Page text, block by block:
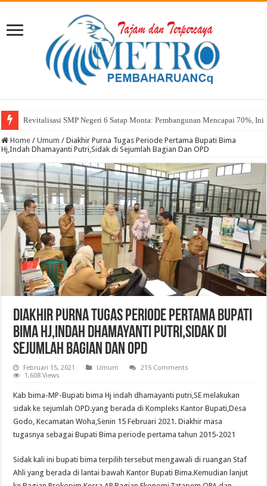
Sekda Abul: Pelantikan adalah Pengakuan Kompetensi
Home / Umum / Diakhir Purna Tugas Periode Pertama Bupati Bima
Hj,Indah Dhamayanti Putri,Sidak di Sejumlah Bagian Dan OPD
Diakhir Purna Tugas Periode Pertama Bupati
Bima Hj,Indah Dhamayanti Putri,Sidak di
Sejumlah Bagian Dan OPD
Februari 15, 2021 Umum
215 Comments
1,608 Views
Kab bima-MP-Bupati bima Hj indah dhamayanti putri,SE melakukan
sidak ke sejumlah OPD.yang berada di Kompleks Kantor Bupati,Desa
Godo, Kecamatan Woha,Senin 15 Februari 2021. Diakhir masa
tugasnya sebagai Bupati Bima periode pertama tahun 2015-2021
Sidak kali ini bupati bima terpilih tersebut mengawali di ruangan Staf
Ahli yang berada di lantai bawah Kantor Bupati Bima.Kemudian lanjut